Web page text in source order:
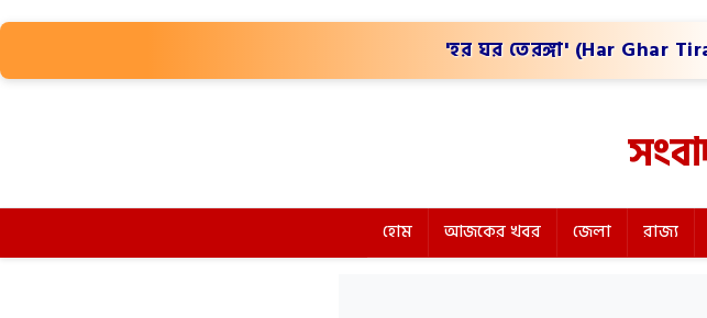
'হর ঘর তেরঙ্গা' (Har Ghar
হোম আজকের খবর জেলা রাজ্য